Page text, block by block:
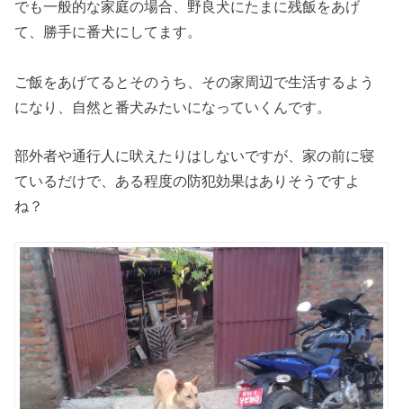
でも一般的な家庭の場合、野良犬にたまに残飯をあげ
て、 勝手に番犬にしてます。
ご飯をあげてるとそのうち、その家周辺で生活するよう
になり、自然と番犬みたいになっていくんです。
部外者や通行人に吠えたりはしないですが、家の前に寝
ているだけで、ある程度の防犯効果はありそうですよ
ね？